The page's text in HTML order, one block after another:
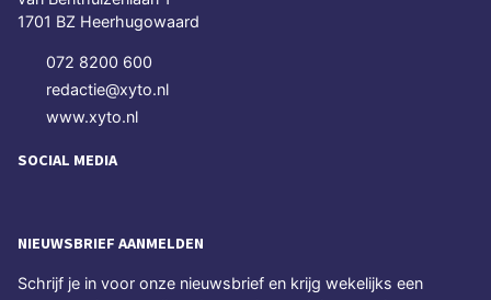
1701 BZ Heerhugowaard
072 8200 600
redactie@xyto.nl
www.xyto.nl
SOCIAL MEDIA
NIEUWSBRIEF AANMELDEN
Schrijf je in voor onze nieuwsbrief en krijg wekelijks een